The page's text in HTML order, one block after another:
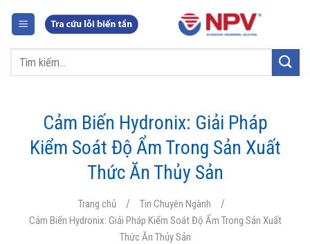
dungTìm
Cảm Biến Hydronix: Giải Pháp
Kiểm Soát Độ Ẩm Trong Sản Xuất
Thức Ăn Thủy Sản
Trang chủ / Tin Chuyên Ngành /
Cảm Biến Hydronix: Giải Pháp Kiểm Soát Độ Ẩm Trong Sản Xuất
Thức Ăn Thủy Sản